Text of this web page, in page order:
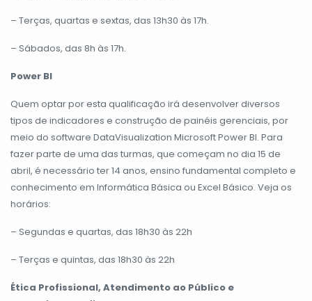
– Terças, quartas e sextas, das 13h30 às 17h.
– Sábados, das 8h às 17h.
Power BI
Quem optar por esta qualificação irá desenvolver diversos
tipos de indicadores e construção de painéis gerenciais, por
meio do software DataVisualization Microsoft Power BI. Para
fazer parte de uma das turmas, que começam no dia 15 de
abril, é necessário ter 14 anos, ensino fundamental completo e
conhecimento em Informática Básica ou Excel Básico. Veja os
horários:
– Segundas e quartas, das 18h30 às 22h
– Terças e quintas, das 18h30 às 22h
Ética Profissional, Atendimento ao Público e